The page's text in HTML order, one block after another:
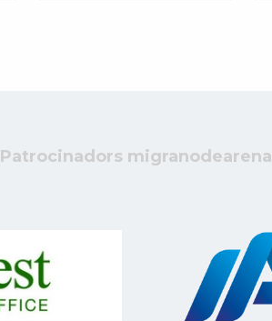
Patrocinadors migranodearena